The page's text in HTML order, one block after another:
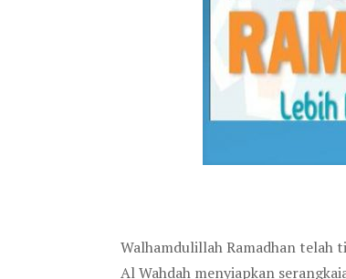
Walhamdulillah Ramadhan telah
Al Wahdah menyiapkan